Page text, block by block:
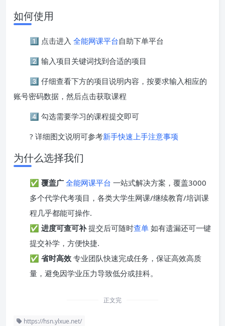
如何使用
1️⃣ 点击进入 全能网课平台自助下单平台
2️⃣ 输入项目关键词找到合适的项目
3️⃣ 仔细查看下方的项目说明内容，按要求输入相应的
账号密码数据，然后点击获取课程
4️⃣ 勾选需要学习的课程提交即可
? 详细图文说明可参考新手快速上手注意事项
为什么选择我们
✅ 覆盖广 全能网课平台 一站式解决方案，覆盖3000
多个代学代考项目，各类大学生网课/继续教育/培训课
程几乎都能可操作.
✅ 进度可查可补提交后可随时查单 如有遗漏还可一键
提交补学，方便快捷.
✅ 省时高效 专业团队快速完成任务，保证高效高质
量，避免因学业压力导致低分或挂科。
正文完
https://hsn.ylxue.net/